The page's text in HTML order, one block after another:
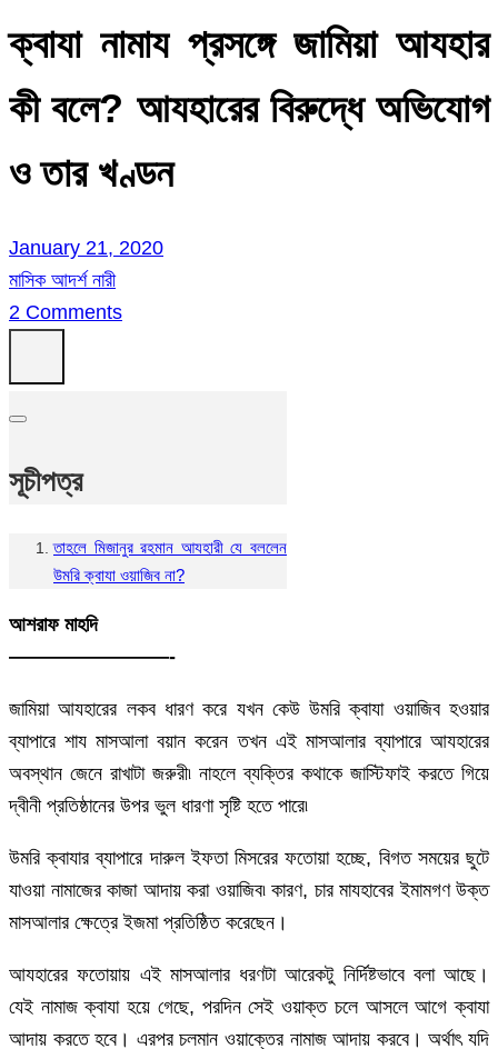
ক্বাযা নামায প্রসঙ্গে জামিয়া আযহার
কী বলে? আযহারের বিরুদ্ধে অভিযোগ
ও তার খণ্ডন
January 21, 2020
মাসিক আদর্শ নারী
2 Comments
সূচীপত্র
তাহলে মিজানুর রহমান আযহারী যে বললেন
উমরি ক্বাযা ওয়াজিব না?
আশরাফ মাহদি
————————-
জামিয়া আযহারের লকব ধারণ করে যখন কেউ উমরি ক্বাযা ওয়াজিব হওয়ার
ব্যাপারে শায মাসআলা বয়ান করেন তখন এই মাসআলার ব্যাপারে আযহারের
অবস্থান জেনে রাখাটা জরুরী৷ নাহলে ব্যক্তির কথাকে জাস্টিফাই করতে গিয়ে
দ্বীনী প্রতিষ্ঠানের উপর ভুল ধারণা সৃষ্টি হতে পারে৷
উমরি ক্বাযার ব্যাপারে দারুল ইফতা মিসরের ফতোয়া হচ্ছে, বিগত সময়ের ছুটে
যাওয়া নামাজের কাজা আদায় করা ওয়াজিব৷ কারণ, চার মাযহাবের ইমামগণ উক্ত
মাসআলার ক্ষেত্রে ইজমা প্রতিষ্ঠিত করেছেন।
আযহারের ফতোয়ায় এই মাসআলার ধরণটা আরেকটু নির্দিষ্টভাবে বলা আছে।
যেই নামাজ ক্বাযা হয়ে গেছে, পরদিন সেই ওয়াক্ত চলে আসলে আগে ক্বাযা
আদায় করতে হবে। এরপর চলমান ওয়াক্তের নামাজ আদায় করবে। অর্থাৎ যদি